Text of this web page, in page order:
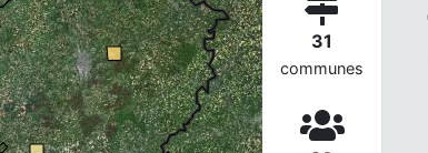
31
communes